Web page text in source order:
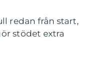
redan från start,
stödet extra